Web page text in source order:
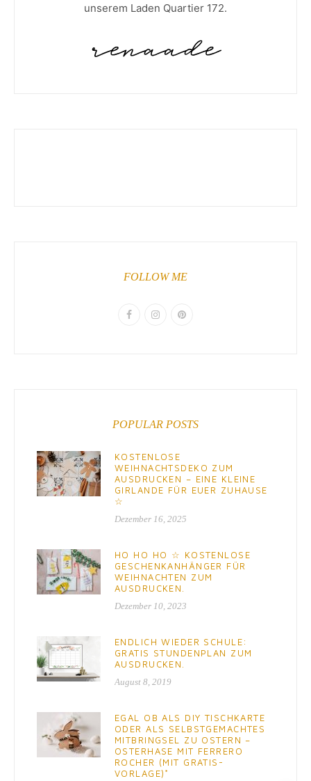
unserem Laden Quartier 172.
FOLLOW ME
POPULAR POSTS
KOSTENLOSE
WEIHNACHTSDEKO ZUM
AUSDRUCKEN – EINE KLEINE
GIRLANDE FÜR EUER ZUHAUSE
☆
Dezember 16, 2025
HO HO HO ☆ KOSTENLOSE
GESCHENKANHÄNGER FÜR
WEIHNACHTEN ZUM
AUSDRUCKEN.
Dezember 10, 2023
ENDLICH WIEDER SCHULE:
GRATIS STUNDENPLAN ZUM
AUSDRUCKEN.
August 8, 2019
EGAL OB ALS DIY TISCHKARTE
ODER ALS SELBSTGEMACHTES
MITBRINGSEL ZU OSTERN –
OSTERHASE MIT FERRERO
ROCHER (MIT GRATIS-
VORLAGE)*